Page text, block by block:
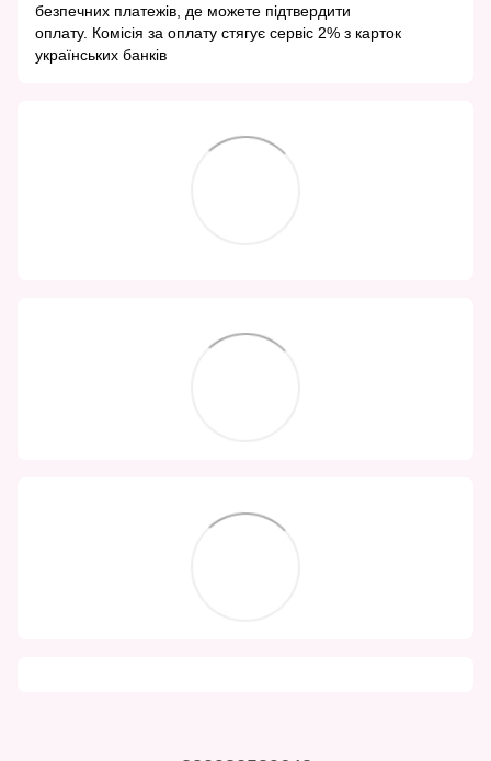
безпечних платежів, де можете підтвердити
оплату. Комісія за оплату стягує сервіс 2% з карток
українських банків